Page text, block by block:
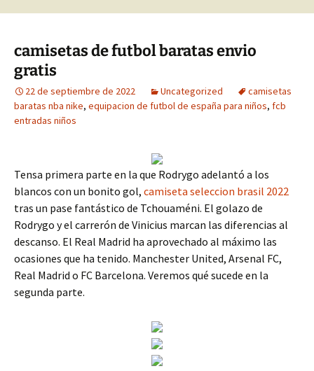
camisetas de futbol baratas envio
gratis
22 de septiembre de 2022 Uncategorized
camisetas
baratas nba nike, equipacion de futbol de españa para niños, fcb
entradas niños
Tensa primera parte en la que Rodrygo adelantó a los
blancos con un bonito gol, camiseta seleccion brasil 2022
tras un pase fantástico de Tchouaméni. El golazo de
Rodrygo y el carrerón de Vinicius marcan las diferencias al
descanso. El Real Madrid ha aprovechado al máximo las
ocasiones que ha tenido. Manchester United, Arsenal FC,
Real Madrid o FC Barcelona. Veremos qué sucede en la
segunda parte.